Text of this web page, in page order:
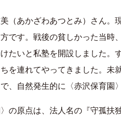
（あかざわあつとみ）さん。
です。戦後の貧しかった当時
たいと私塾を開設しました。
を連れてやってきました。未
、自然発生的に〈赤沢保育園
〉の原点は、法人名の『守孤扶